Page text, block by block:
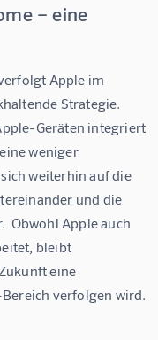
– eine
Apple im
Strategie.
Geräten integriert
weniger
weiterhin auf die
und die
Obwohl Apple auch
bleibt
eine
verfolgen wird.